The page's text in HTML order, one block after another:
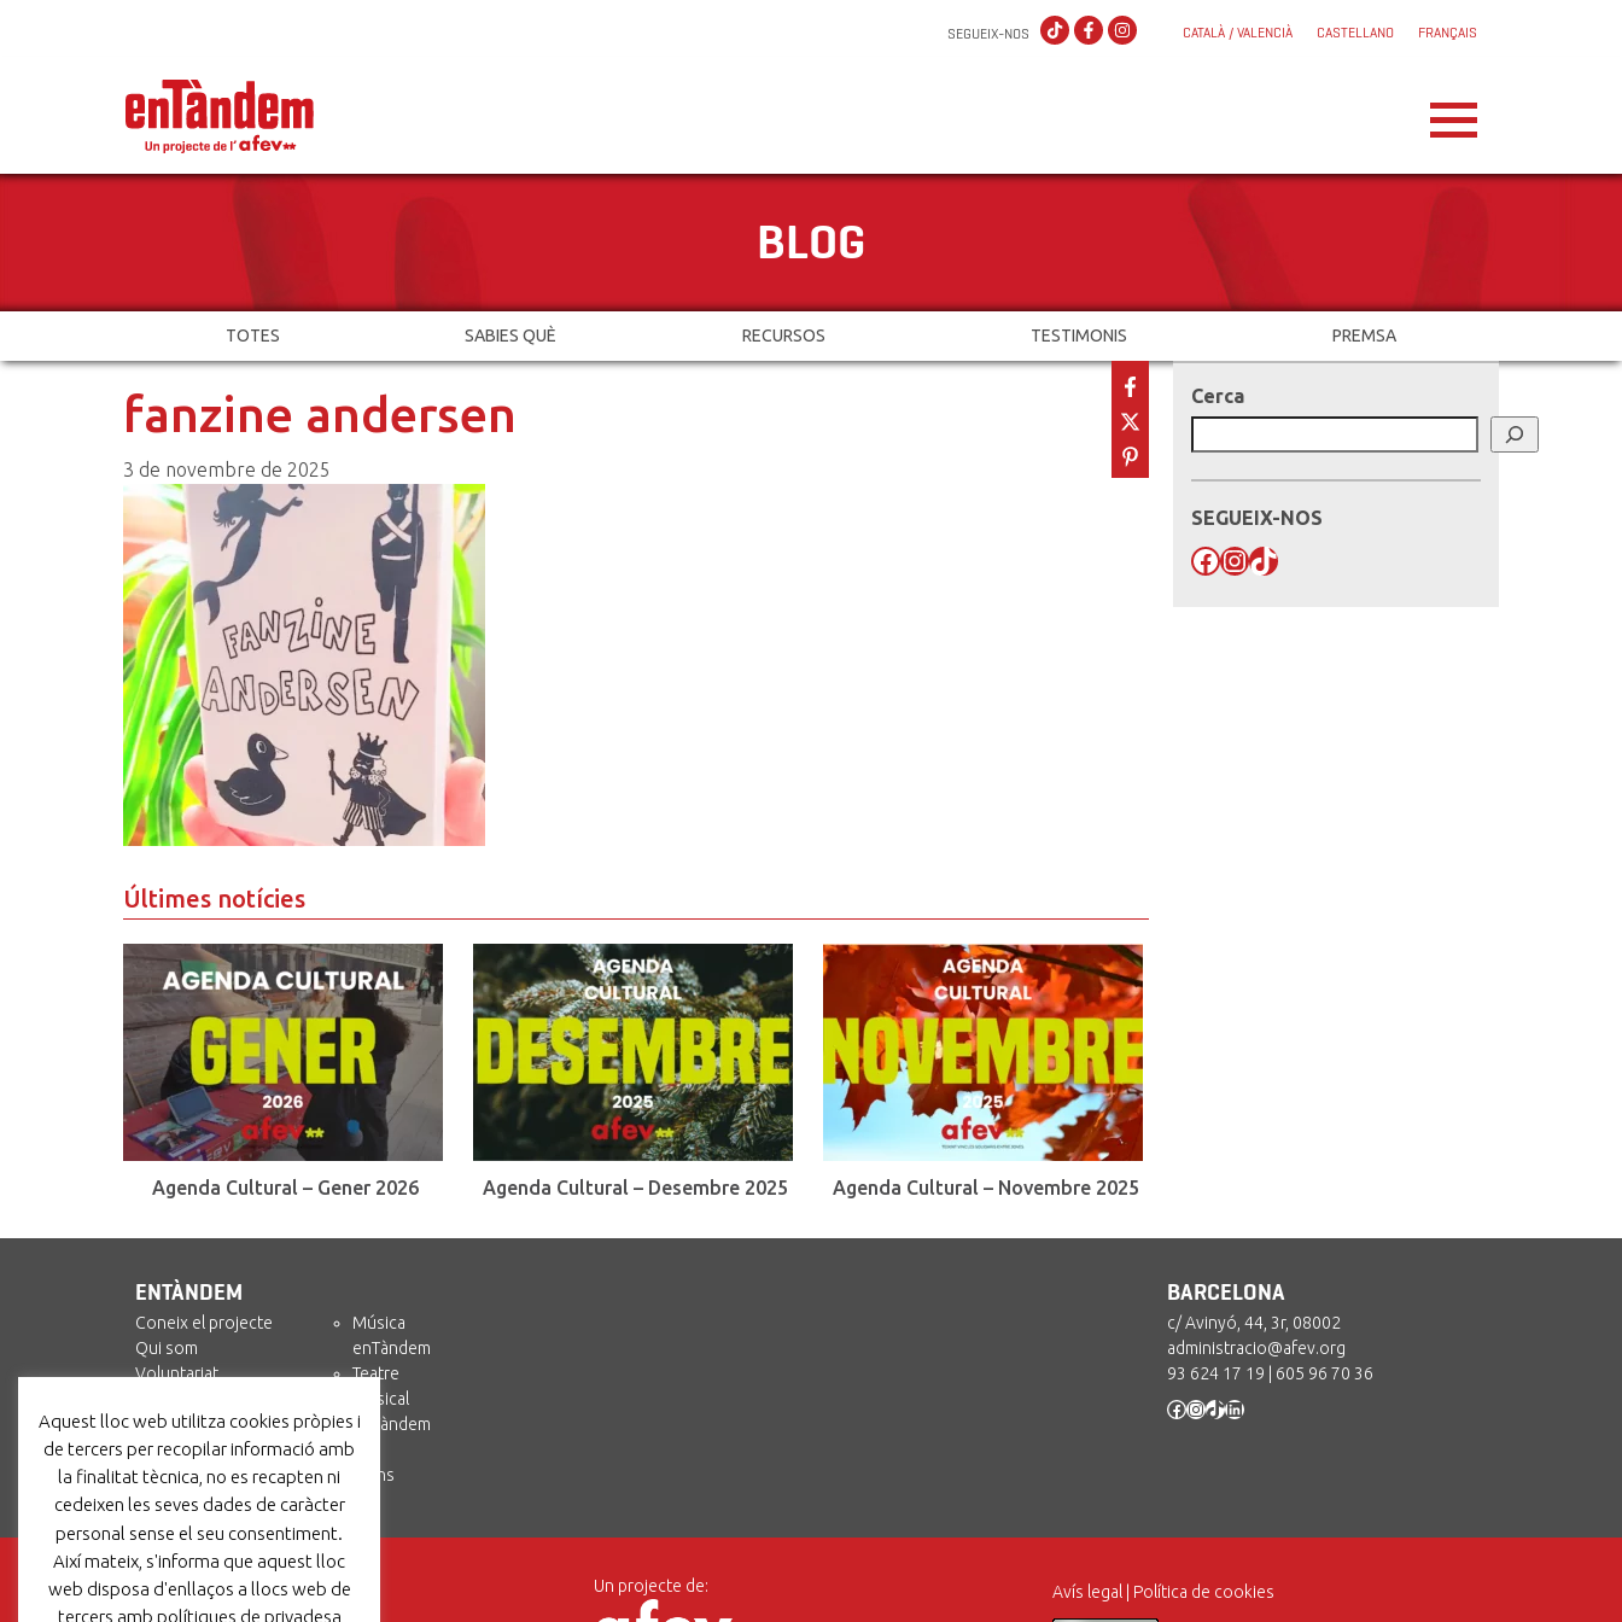
CATALÀ / VALENCIÀ CASTELLANO FRANÇAIS
SEGUEIX-NOS
BLOG
TOTES SABIES QUÈ RECURSOS TESTIMONIS PREMSA
fanzine andersen
3 de novembre de 2025
Últimes notícies
Agenda Cultural – Gener 2026 Agenda Cultural – Desembre 2025 Agenda Cultural – Novembre 2025
Cerca
SEGUEIX-NOS
Facebook
Instagram
TikTok
ENTÀNDEM
Coneix el projecte
Qui som
Voluntariat
enTàndem +
Amics i Circ
Música
enTàndem
Teatre
Musical
enTàndem
Recursos
Contacta’ns
BARCELONA
c/ Avinyó, 44, 3r, 08002
administracio@afev.org
93 624 17 19
605 96 70 36
Facebook
Instagram
TikTok
LinkedIn
Un projecte de: Avís legal Política de cookies
Aquest lloc web utilitza cookies pròpies i
de tercers per recopilar informació amb
la finalitat tècnica, no es recapten ni
cedeixen les seves dades de caràcter
personal sense el seu consentiment.
Així mateix, s'informa que aquest lloc
web disposa d'enllaços a llocs web de
tercers amb polítiques de privadesa